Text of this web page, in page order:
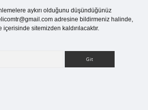
aykırı olduğunu düşündüğünüz
adresine bildirmeniz halinde,
sitemizden kaldırılacaktır.